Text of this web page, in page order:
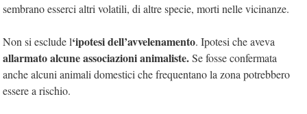
sembrano esserci altri volatili, di altre specie, morti nelle vicinanze.
Non si esclude l‘ipotesi dell’avvelenamento. Ipotesi che aveva
allarmato alcune associazioni animaliste.Se fosse confermata
anche alcuni animali domestici che frequentano la zona potrebbero
essere a rischio.